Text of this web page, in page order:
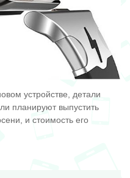
устройстве, детали
планируют выпустить
и стоимость его